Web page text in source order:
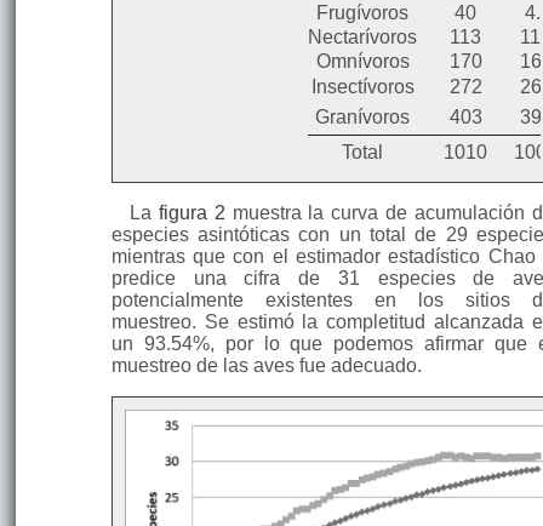
Mirlo Omnívoro
164
Zorzal de
Swainson
Frugívoro
1
Sinsonte
Omnívoro
6
Pygochelidon
cyanoleuca
Golondrina
Azuliblanca
Insectívoro
221
Orochelidon
murina
Golondrina
ventricafé
Insectívoro
8
Emberizidae
Zonotrichia
capensis
Gorrión Granívoro
43
Thraupidae
episcopus
azuleja
Frugívoro
4
Pipraeidea
Tangara
Diglossa
sittoides
Pechicanelo
Nectarívoro
1
Cardinalidae
Frugívoros
40
Nectarívoros
113
Omnívoros
170
Insectívoros
272
Granívoros
403
Total
1010
La figura 2 muestra la curva de acumulación
especies asintóticas con un total de 29
mientras que con el estimador estadístico Chao
predice una cifra de 31 especies de
potencialmente existentes en los sitios
muestreo. Se estimó la completitud alcanzada
un 93.54%, por lo que podemos afirmar que
muestreo de las aves fue adecuado.